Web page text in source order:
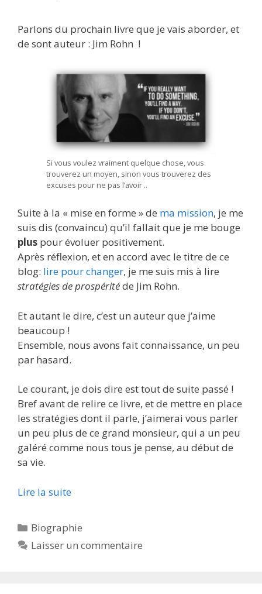
Parlons du prochain livre que je vais aborder, et
de sont auteur : Jim Rohn !
Si vous voulez vraiment quelque chose, vous
trouverez un moyen, sinon vous trouverez des
excuses pour ne pas l’avoir ..
Suite à la « mise en forme » de ma mission, je me
suis dis (convaincu) qu’il fallait que je me bouge
plus pour évoluer positivement.
Après réflexion, et en accord avec le titre de ce
blog: lire pour changer, je me suis mis à lire
stratégies de prospéritéde Jim Rohn.
Et autant le dire, c’est un auteur que j’aime
beaucoup !
Ensemble, nous avons fait connaissance, un peu
par hasard.
Le courant, je dois dire est tout de suite passé !
Bref avant de relire ce livre, et de mettre en place
les stratégies dont il parle, j’aimerai vous parler
un peu plus de ce grand monsieur, qui a un peu
galéré comme nous tous je pense, au début de
sa vie.
Lire la suite
Catégories
Biographie
Laisser un commentaire